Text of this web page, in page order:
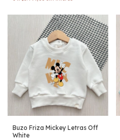
Buzo Friza Mickey Letras Off
White